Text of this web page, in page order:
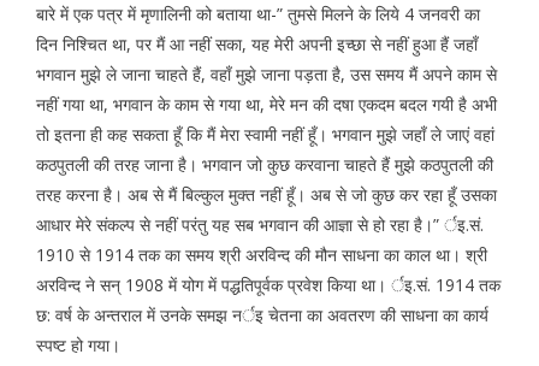
बारे में एक पत्र में मृणालिनी को बताया था-” तुमसे मिलने के लिये 4 जनवरी का
दिन निश्चित था, पर मैं आ नहीं सका, यह मेरी अपनी इच्छा से नहीं हुआ हैं जहाँ
भगवान मुझे ले जाना चाहते हैं, वहाँ मुझे जाना पड़ता है, उस समय मैं अपने काम से
नहीं गया था, भगवान के काम से गया था, मेरे मन की दषा एकदम बदल गयी है अभी
तो इतना ही कह सकता हूँ कि मैं मेरा स्वामी नहीं हूँ। भगवान मुझे जहाँ ले जाएं वहां
कठपुतली की तरह जाना है। भगवान जो कुछ करवाना चाहते हैं मुझे कठपुतली की
तरह करना है। अब से मैं बिल्कुल मुक्त नहीं हूँ। अब से जो कुछ कर रहा हूँ उसका
आधार मेरे संकल्प से नहीं परंतु यह सब भगवान की आज्ञा से हो रहा है।” र्इ.सं.
1910 से 1914 तक का समय श्री अरविन्द की मौन साधना का काल था। श्री
अरविन्द ने सन् 1908 में योग में पद्धतिपूर्वक प्रवेश किया था। र्इ.सं. 1914 तक
छ: वर्ष के अन्तराल में उनके समझ नर्इ चेतना का अवतरण की साधना का कार्य
स्पष्ट हो गया।